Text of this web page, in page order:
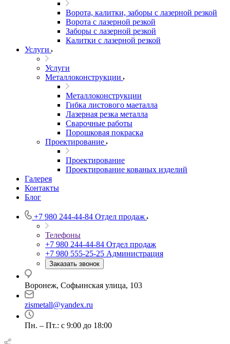
Ворота, калитки, заборы с лазерной резкой
Ворота с лазерной резкой
Заборы с лазерной резкой
Калитки с лазерной резкой
Услуги
Услуги
Металлоконструкции
Металлоконструкции
Гибка листового маеталла
Лазерная резка металла
Сварочные работы
Порошковая покраска
Проектирование
Проектирование
Проектирование кованых изделий
Галерея
Контакты
Блог
+7 980 244-44-84 Отдел продаж
Телефоны
+7 980 244-44-84 Отдел продаж
+7 980 555-25-25 Администрация
Заказать звонок
Воронеж, Софьинская улица, 103
zismetall@yandex.ru
Пн. – Пт.: с 9:00 до 18:00